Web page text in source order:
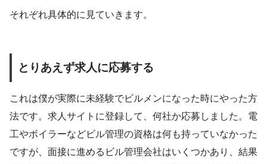
それぞれ具体的に見ていきます。
とりあえず求人に応募する
これは僕が実際に未経験でビルメンになった時にやった方
法です。求人サイトに登録して、何社か応募しました。電
工やボイラーなどビル管理の資格は何も持っていなかった
ですが、面接に進めるビル管理会社はいくつかあり、結果